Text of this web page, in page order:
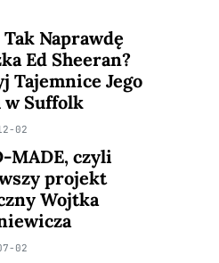
Naprawdę
Ed Sheeran?
Tajemnice Jego
w Suffolk
02
MADE, czyli
projekt
Wojtka
02